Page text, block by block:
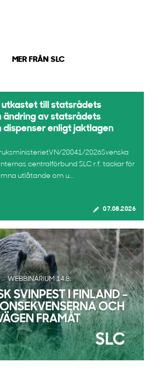
MER FRÅN SLC
utkastet till statsrådets
ändring av statsrådets
dispenser enligt jaktlagen
20041/2026Svenska
centralförbund SLC r.f. tackar för
utlåtande om u...
07.08.2026